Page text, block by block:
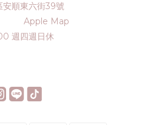
安順東六街39號
Apple Map
週四週日休